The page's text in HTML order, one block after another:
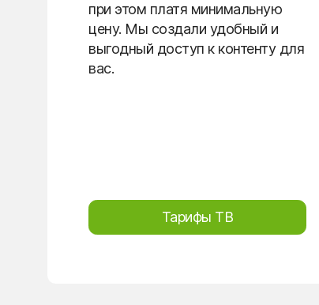
при этом платя минимальную
цену. Мы создали удобный и
выгодный доступ к контенту для
вас.
Тарифы ТВ